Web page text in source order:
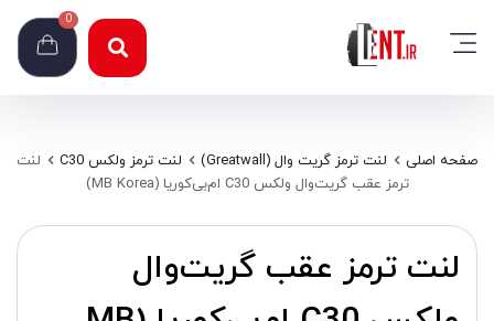
0
صفحه اصلی لنت ترمز گریت وال (Greatwall) لنت ترمز ولکس C30
لنت
ترمز عقب گریت‌وال ولکس C30 ام‌بی‌کوریا (MB Korea)
لنت ترمز عقب گریت‌وال